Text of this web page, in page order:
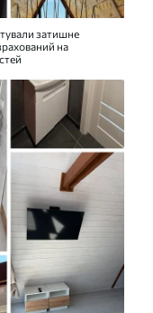
затишне
на